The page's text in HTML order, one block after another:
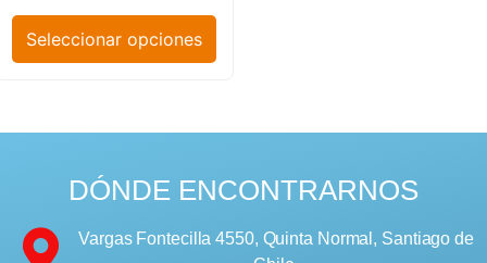
Seleccionar opciones
DÓNDE ENCONTRARNOS
Vargas Fontecilla 4550, Quinta Normal, Santiago de